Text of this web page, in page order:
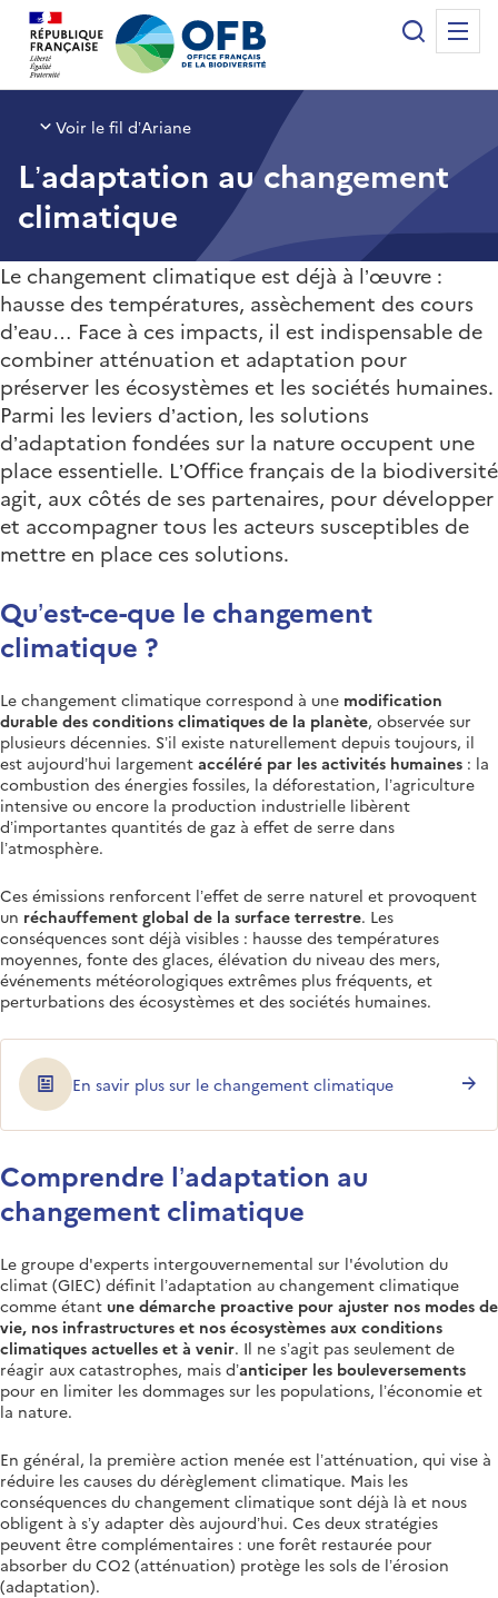
Office français de la biodiversité
Recherche
Voir le fil d’Ariane
L’adaptation au changement
climatique
Le changement climatique est déjà à l’œuvre :
hausse des températures, assèchement des cours
d’eau… Face à ces impacts, il est indispensable de
combiner atténuation et adaptation pour
préserver les écosystèmes et les sociétés humaines.
Parmi les leviers d’action, les solutions
d’adaptation fondées sur la nature occupent une
place essentielle. L’Office français de la biodiversité
agit, aux côtés de ses partenaires, pour développer
et accompagner tous les acteurs susceptibles de
mettre en place ces solutions.
Qu’est-ce-que le changement
climatique ?
Le changement climatique correspond à une modification
durable des conditions climatiques de la planète, observée sur
plusieurs décennies. S’il existe naturellement depuis toujours, il
est aujourd’hui largement accéléré par les activités humaines : la
combustion des énergies fossiles, la déforestation, l’agriculture
intensive ou encore la production industrielle libèrent
d’importantes quantités de gaz à effet de serre dans
l’atmosphère.
Ces émissions renforcent l’effet de serre naturel et provoquent
un réchauffement global de la surface terrestre. Les
conséquences sont déjà visibles : hausse des températures
moyennes, fonte des glaces, élévation du niveau des mers,
événements météorologiques extrêmes plus fréquents, et
perturbations des écosystèmes et des sociétés humaines.
En savir plus sur le changement climatique
Comprendre l’adaptation au
changement climatique
Le groupe d'experts intergouvernemental sur l'évolution du
climat (GIEC) définit l’adaptation au changement climatique
comme étant une démarche proactive pour ajuster nos modes de
vie, nos infrastructures et nos écosystèmes aux conditions
climatiques actuelles et à venir. Il ne s’agit pas seulement de
réagir aux catastrophes, mais d’anticiper les bouleversements
pour en limiter les dommages sur les populations, l’économie et
la nature.
En général, la première action menée est l’atténuation, qui vise à
réduire les causes du dérèglement climatique. Mais les
conséquences du changement climatique sont déjà là et nous
obligent à s’y adapter dès aujourd’hui. Ces deux stratégies
peuvent être complémentaires : une forêt restaurée pour
absorber du CO2 (atténuation) protège les sols de l’érosion
(adaptation).
Panneau de gestion des cookies